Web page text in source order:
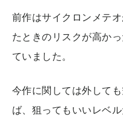
前作はサイクロンメテ
たときのリスクが高か
ていました。
今作に関しては外して
ば、狙ってもいいレベル